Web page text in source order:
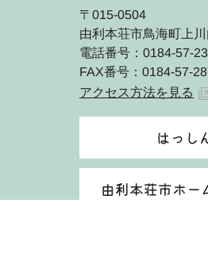
〒015-0504
由利本荘市鳥海町上
電話番号：0184-57-
FAX番号：0184-57-
アクセス方法を見る
はっし
由利本荘市ホ